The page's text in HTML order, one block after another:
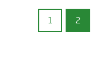
1 2